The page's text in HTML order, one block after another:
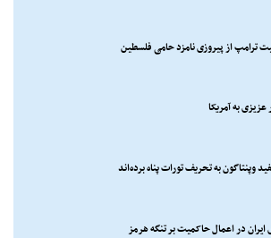
ترامپ از پیروزی نامزد حامی فلسطین
به آمریکا
وپنتاگون به تحریف تورات پناه برده‌اند
ایران در اعمال حاکمیت بر تنگه هرمز